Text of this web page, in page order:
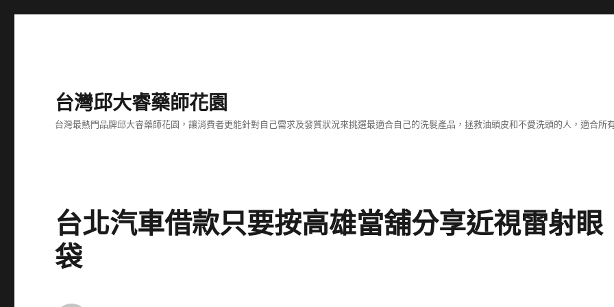
台灣邱大睿藥師花園
台灣最熱門品牌邱大睿藥師花園，讓消費者更能針對自己需求及發質狀況來挑選最適合自己的洗髮產品，拯救油頭皮和不愛洗頭的人，適合所
台北汽車借款只要按高雄當舖分享近視雷射眼
袋